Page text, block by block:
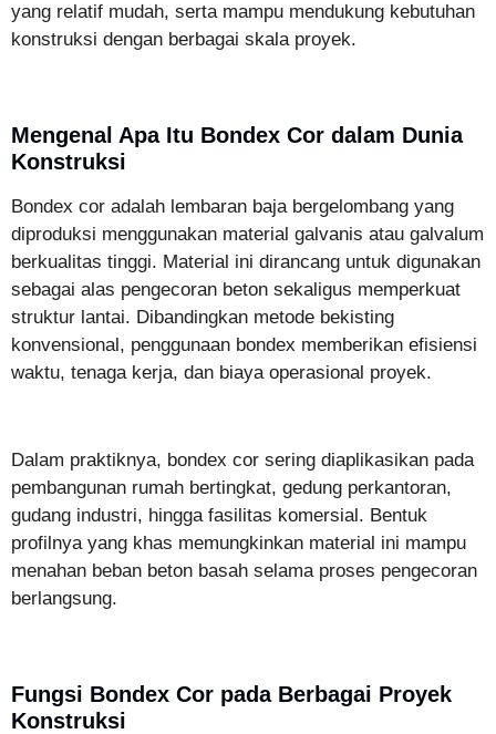
yang relatif mudah, serta mampu mendukung kebutuhan
konstruksi dengan berbagai skala proyek.
Mengenal Apa Itu Bondex Cor dalam Dunia
Konstruksi
Bondex cor adalah lembaran baja bergelombang yang
diproduksi menggunakan material galvanis atau galvalum
berkualitas tinggi. Material ini dirancang untuk digunakan
sebagai alas pengecoran beton sekaligus memperkuat
struktur lantai. Dibandingkan metode bekisting
konvensional, penggunaan bondex memberikan efisiensi
waktu, tenaga kerja, dan biaya operasional proyek.
Dalam praktiknya, bondex cor sering diaplikasikan pada
pembangunan rumah bertingkat, gedung perkantoran,
gudang industri, hingga fasilitas komersial. Bentuk
profilnya yang khas memungkinkan material ini mampu
menahan beban beton basah selama proses pengecoran
berlangsung.
Fungsi Bondex Cor pada Berbagai Proyek
Konstruksi